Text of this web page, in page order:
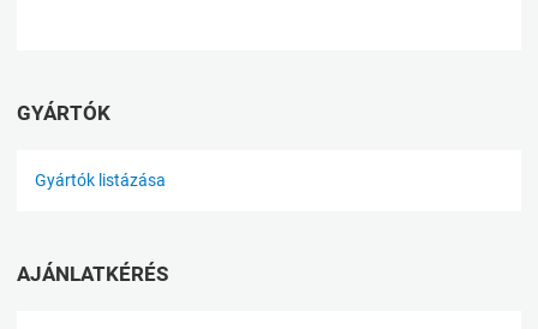
GYÁRTÓK
Gyártók listázása
AJÁNLATKÉRÉS